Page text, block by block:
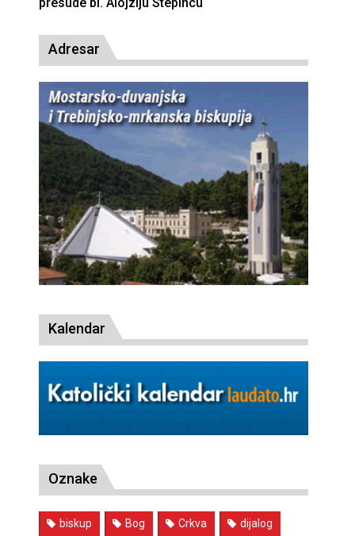
Adresar
Kalendar
Oznake
biskup Bog Crkva dijalog